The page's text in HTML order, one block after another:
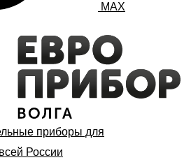
MAX
приборы для
России